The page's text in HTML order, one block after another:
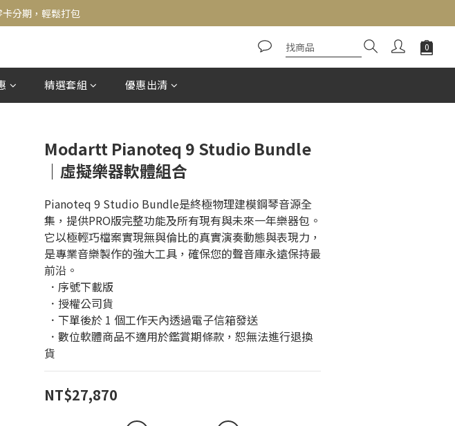
最高12期零利率，馬上了解👉
分期，輕鬆打包
最高12期零利率，馬上了解👉
精選套組 優惠出清
Modartt Pianoteq 9 Studio Bundle
｜虛擬樂器軟體組合
Pianoteq 9 Studio Bundle是終極物理建模鋼琴音源全
集，提供PRO版完整功能及所有現有與未來一年樂器包。
它以極輕巧檔案實現無與倫比的真實演奏動態與表現力，
是專業音樂製作的強大工具，確保您的聲音庫永遠保持最
前沿。
．序號下載版
．授權公司貨
．下單後於 1 個工作天內透過電子信箱發送
貨
NT$27,870
立即購買